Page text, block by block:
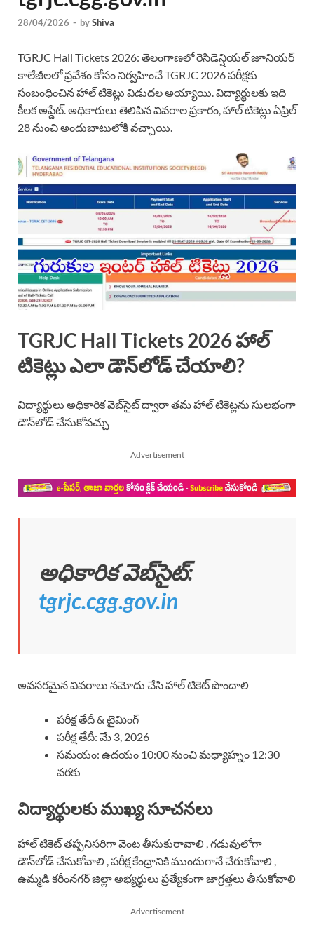
28/04/2026 - byShiva
TGRJC Hall Tickets 2026: తెలంగాణలో రెసిడెన్షియల్ జూనియర్
కాలేజీలలో ప్రవేశం కోసం నిర్వహించే TGRJC 2026 పరీక్షకు
సంబంధించిన హాల్ టికెట్లు విడుదల అయ్యాయి. విద్యార్థులకు ఇది
కీలక అప్డేట్. అధికారులు తెలిపిన వివరాల ప్రకారం, హాల్ టికెట్లు ఏప్రిల్
28 నుంచి అందుబాటులోకి వచ్చాయి.
TGRJC Hall Tickets 2026 హాల్
టికెట్లు ఎలా డౌన్‌లోడ్ చేయాలి?
విద్యార్థులు అధికారిక వెబ్‌సైట్ ద్వారా తమ హాల్ టికెట్లను సులభంగా
డౌన్‌లోడ్ చేసుకోవచ్చు
Advertisement
అధికారిక వెబ్‌సైట్:
tgrjc.cgg.gov.in
అవసరమైన వివరాలు నమోదు చేసి హాల్ టికెట్ పొందాలి
పరీక్ష తేదీ & టైమింగ్
పరీక్ష తేదీ: మే 3, 2026
సమయం: ఉదయం 10:00 నుంచి మధ్యాహ్నం 12:30
వరకు
విద్యార్థులకు ముఖ్య సూచనలు
హాల్ టికెట్ తప్పనిసరిగా వెంట తీసుకురావాలి , గడువులోగా
డౌన్‌లోడ్ చేసుకోవాలి , పరీక్ష కేంద్రానికి ముందుగానే చేరుకోవాలి ,
ఉమ్మడి కరీంనగర్ జిల్లా అభ్యర్థులు ప్రత్యేకంగా జాగ్రత్తలు తీసుకోవాలి
Advertisement